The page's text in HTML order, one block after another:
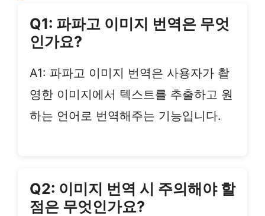
Q1: 파파고 이미지 번역은 무엇
인가요?
A1: 파파고 이미지 번역은 사용자가 촬
영한 이미지에서 텍스트를 추출하고 원
하는 언어로 번역해주는 기능입니다.
Q2: 이미지 번역 시 주의해야 할
점은 무엇인가요?